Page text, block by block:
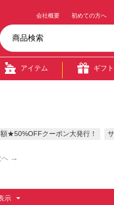
会社概要 初めての方へ
アイテム ギフト
★50%OFFクーポン大発行！
へ
示